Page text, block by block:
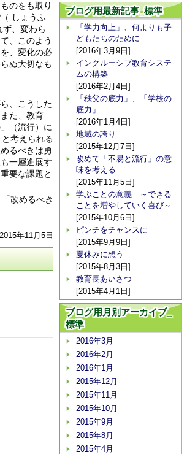
のをも取り
しょうふ
、変わら
、このよう
、変化の必
ぬ大切なも
、こうした
た、教育
（流行）に
考えられる
るべきは勇
一層進展す
要な課題と
改めるべき
2015年11月5日
ブログ用最新記事_標準
「学力向上」、何よりも子
どもたちのために
[2016年3月9日]
インクルーシブ教育システ
ムの構築
[2016年2月4日]
「秩父の底力」、「学校の
底力」
[2016年1月4日]
地域の誇り
[2015年12月7日]
改めて「不易と流行」の意
味を考える
[2015年11月5日]
学ぶことの意義 ～できる
ことを増やしていく喜び～
[2015年10月6日]
ピンチをチャンスに
[2015年9月9日]
夏休みに想う
[2015年8月3日]
教育長あいさつ
[2015年4月1日]
ブログ用月別アーカイブ_
標準
2016年3月
2016年2月
2016年1月
2015年12月
2015年11月
2015年10月
2015年9月
2015年8月
2015年4月